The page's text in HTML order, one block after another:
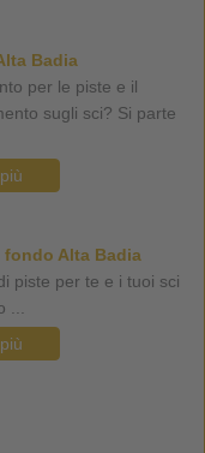
Badia
per le piste e il
sugli sci? Si parte
fondo Alta Badia
piste per te e i tuoi sci
...